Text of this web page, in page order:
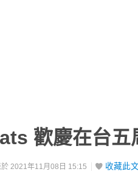
歡慶在台五
2021年11月08日 15:15 收藏此文